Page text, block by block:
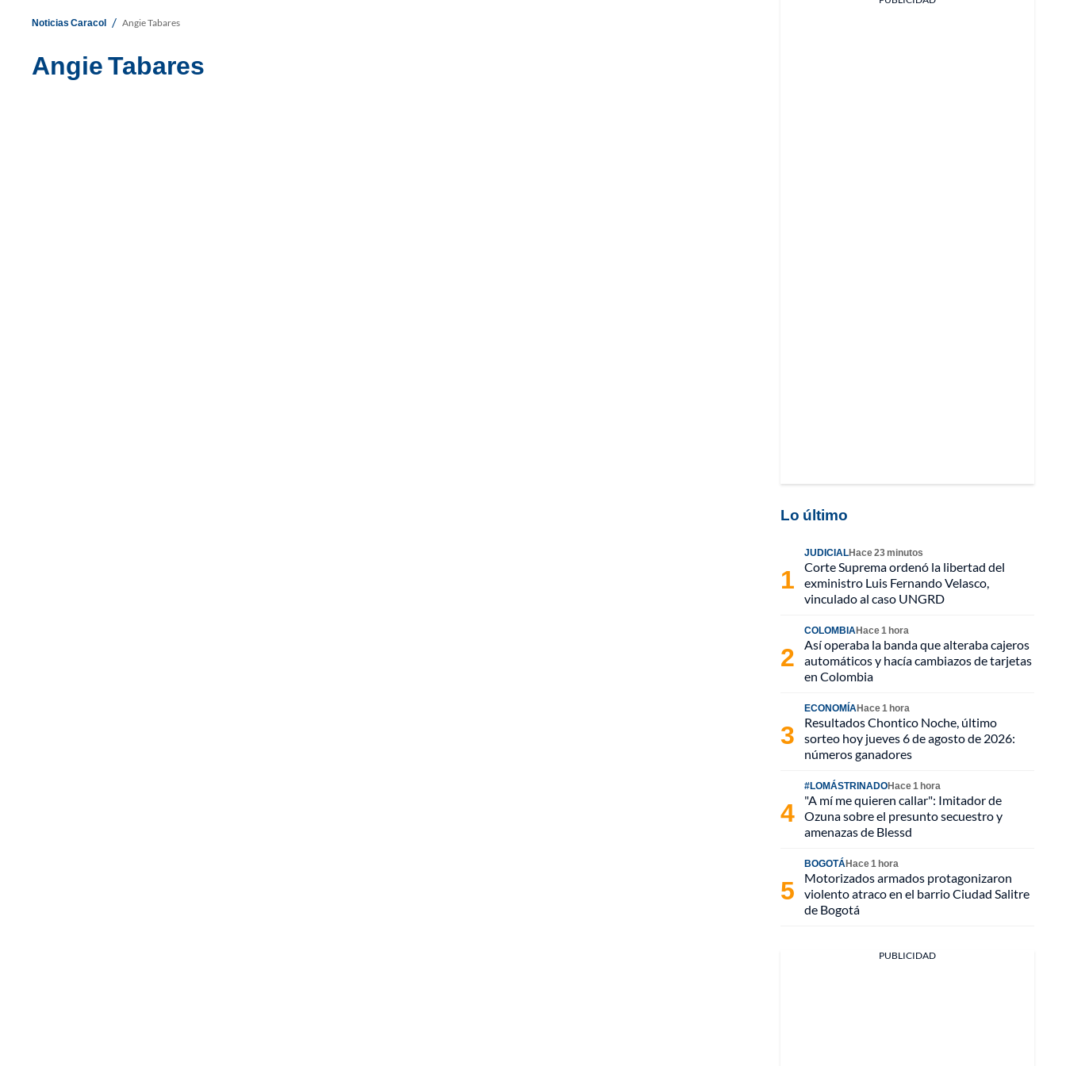
Noticias Caracol / Angie Tabares
Angie Tabares
Lo último
JUDICIALHace 23 minutos
Corte Suprema ordenó la libertad del
exministro Luis Fernando Velasco,
vinculado al caso UNGRD
COLOMBIAHace 1 hora
Así operaba la banda que alteraba cajeros
automáticos y hacía cambiazos de tarjetas
en Colombia
ECONOMÍAHace 1 hora
Resultados Chontico Noche, último
sorteo hoy jueves 6 de agosto de 2026:
números ganadores
#LOMÁSTRINADOHace 1 hora
"A mí me quieren callar": Imitador de
Ozuna sobre el presunto secuestro y
amenazas de Blessd
BOGOTÁHace 1 hora
Motorizados armados protagonizaron
violento atraco en el barrio Ciudad Salitre
de Bogotá
PUBLICIDAD